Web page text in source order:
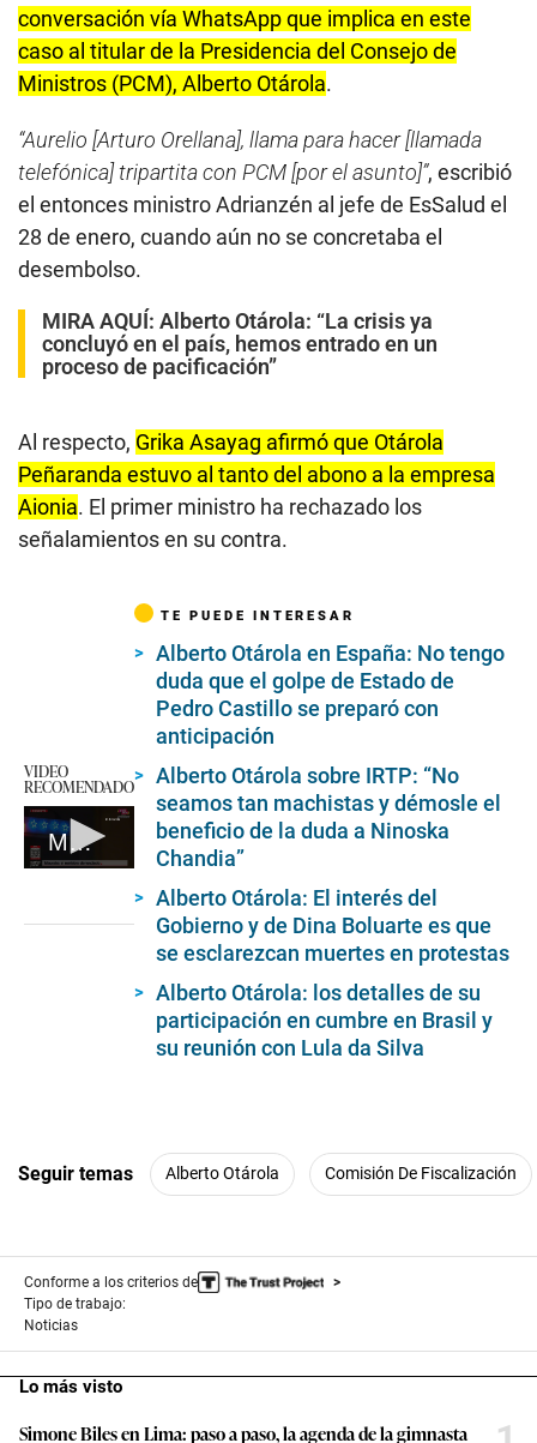
conversación vía WhatsApp que implica en este
caso al titular de la Presidencia del Consejo de
Ministros (PCM), Alberto Otárola.
“Aurelio [Arturo Orellana], llama para hacer [llamada
telefónica] tripartita con PCM [por el asunto]”, escribió
el entonces ministro Adrianzén al jefe de EsSalud el
28 de enero, cuando aún no se concretaba el
desembolso.
MIRA AQUÍ: Alberto Otárola: “La crisis ya
concluyó en el país, hemos entrado en un
proceso de pacificación”
Al respecto, Grika Asayag afirmó que Otárola
Peñaranda estuvo al tanto del abono a la empresa
Aionia. El primer ministro ha rechazado los
señalamientos en su contra.
VIDEO
RECOMENDADO
Maurate, el ministro denunciado
TE PUEDE INTERESAR
Alberto Otárola en España: No tengo
duda que el golpe de Estado de
Pedro Castillo se preparó con
anticipación
Alberto Otárola sobre IRTP: “No
seamos tan machistas y démosle el
beneficio de la duda a Ninoska
Chandia”
Alberto Otárola: El interés del
Gobierno y de Dina Boluarte es que
se esclarezcan muertes en protestas
Alberto Otárola: los detalles de su
participación en cumbre en Brasil y
su reunión con Lula da Silva
Seguir temas Alberto Otárola Comisión De Fiscalización
Conforme a los criterios de
Tipo de trabajo:
Noticias
Lo más visto
Simone Biles en Lima: paso a paso, la agenda de la gimnasta